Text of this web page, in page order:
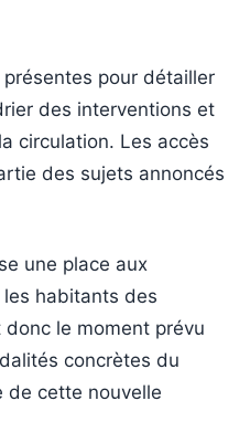
pour détailler
des interventions et
circulation. Les accès
des sujets annoncés
une place aux
habitants des
donc le moment prévu
concrètes du
de cette nouvelle